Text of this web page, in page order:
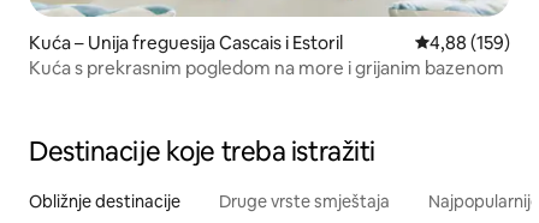
Kuća – Unija freguesija Cascais i Estoril Prosječna
4,88 (159)
Kuća s prekrasnim pogledom na more i grijanim bazenom
Destinacije koje treba istražiti
Obližnje destinacije Druge vrste smještaja